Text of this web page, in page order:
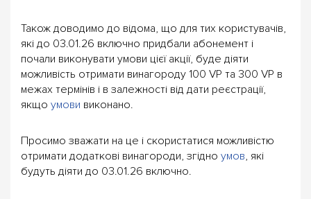
Також доводимо до відома, що для тих користувачів,
які до 03.01.26 включно придбали абонемент і
почали виконувати умови цієї акції, буде діяти
можливість отримати винагороду 100 VP та 300 VP в
межах термінів і в залежності від дати реєстрації,
якщо умови виконано.
Просимо зважати на це і скористатися можливістю
отримати додаткові винагороди, згідно умов, які
будуть діяти до 03.01.26 включно.